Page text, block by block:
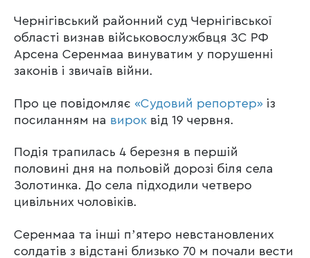
Чернігівський районний суд Чернігівської
області визнав військовослужбвця ЗС РФ
Арсена Серенмаа винуватим у порушенні
законів і звичаїв війни.
Про це повідомляє «Судовий репортер» із
посиланням на вирок від 19 червня.
Подія трапилась 4 березня в першій
половині дня на польовій дорозі біля села
Золотинка. До села підходили четверо
цивільних чоловіків.
Серенмаа та інші пʼятеро невстановлених
солдатів з відстані близько 70 м почали вести